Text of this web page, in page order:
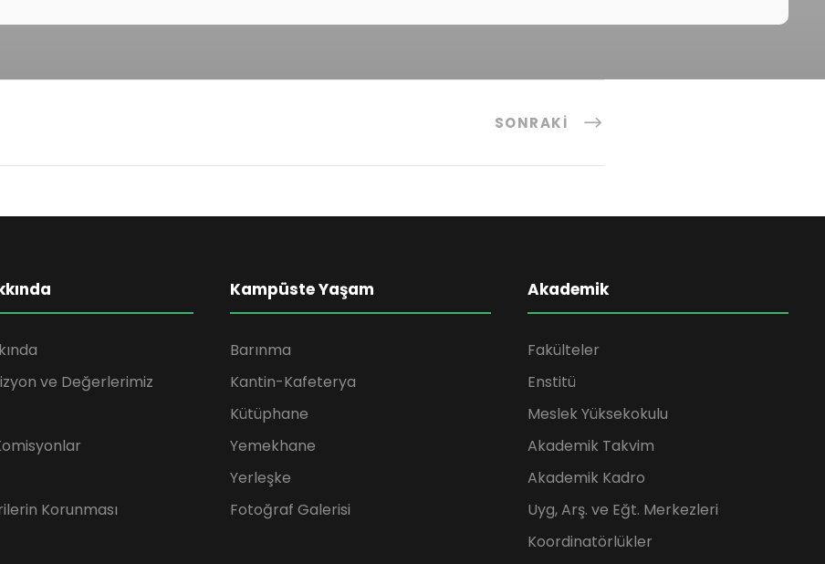
SONRAKI
ve Değerlerimiz
Korunması
Kampüste Yaşam
Barınma
Kantin-Kafeterya
Kütüphane
Yemekhane
Yerleşke
Fotoğraf Galerisi
Akademik
Fakülteler
Enstitü
Meslek Yüksekokulu
Akademik Takvim
Akademik Kadro
Uyg, Arş. ve Eğt. Merkezleri
Koordinatörlükler